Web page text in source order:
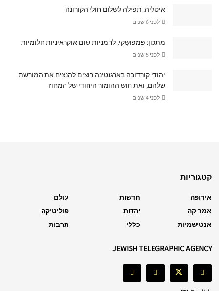
איטליה: תפילה לשלום חולי הקורונה
לפני 6 שנים
מתכון: פַּמפּוּשְקִי, לחמניות שום אוקראיניות חלומיות
לפני 5 שנים
יהודי קורדובה בארגנטינה רוצים להנציח את המורשת
שלהם, ואת חוש ההומור היחודי של המחוז
לפני 4 שנים
קטגוריות
אירופה
אמריקה
אנטישמיות
חדשות
יהדות
כללי
עולם
פוליטיקה
תרבות
JEWISH TELEGRAPHIC AGENCY